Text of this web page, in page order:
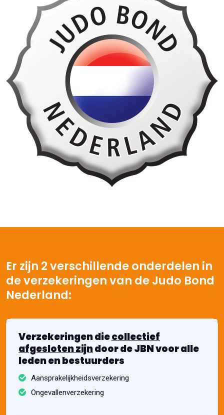
Er zijn 2 verschillende onderdelen in
de verzekeringen van de Judo Bond
Nederland:
Verzekeringen diecollectief
afgesloten zijndoor de JBN voor alle
leden en bestuurders
Aansprakelijkheidsverzekering
Ongevallenverzekering